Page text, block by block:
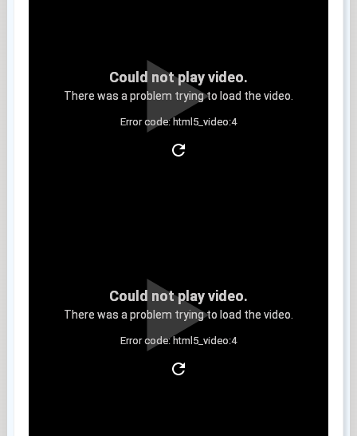
Could not play video.
There was a problem trying to load the video.
Error code: html5_video:4
Could not play video.
There was a problem trying to load the video.
Error code: html5_video:4